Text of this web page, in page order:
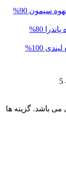
قهوه سیمون 90%
قهوه پاندرا 80%
قهوه لیندی 100%
می باشد. گزینه ها